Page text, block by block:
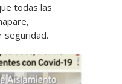
todas las
seguridad.